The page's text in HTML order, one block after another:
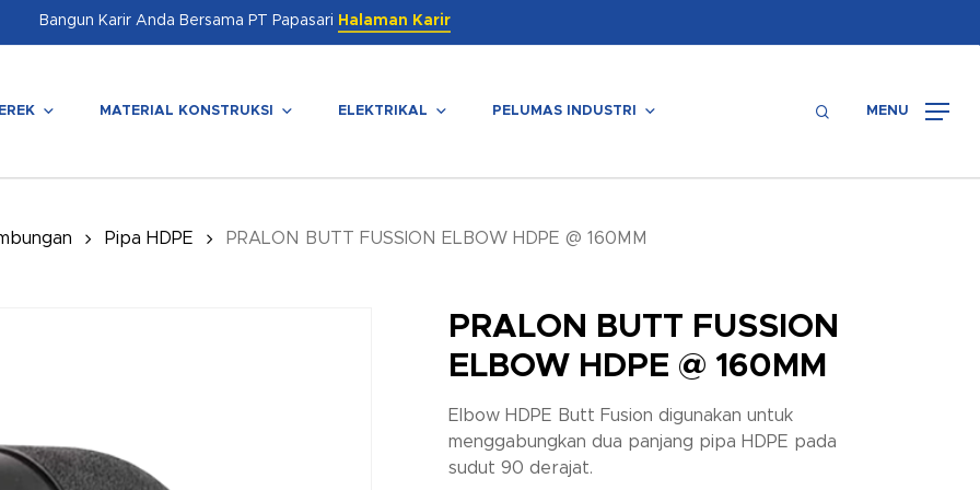
Bangun Karir Anda Bersama PT Papasari Halaman Karir
MATERIAL KONSTRUKSI ELEKTRIKAL PELUMAS INDUSTRI searchMENU
Pipa HDPE PRALON BUTT FUSSION ELBOW HDPE @ 160MM
PRALON BUTT FUSSION
ELBOW HDPE @ 160MM
Elbow HDPE Butt Fusion digunakan untuk
menggabungkan dua panjang pipa HDPE pada
sudut 90 derajat.